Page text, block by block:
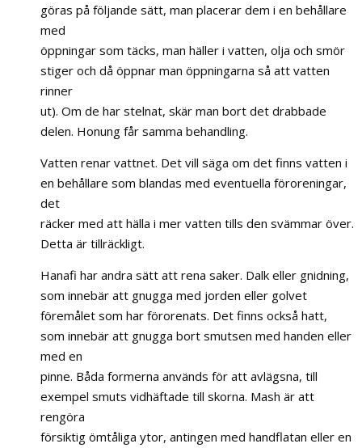
göras på följande sätt, man placerar dem i en behållare
med
öppningar som täcks, man häller i vatten, olja och smör
stiger och då öppnar man öppningarna så att vatten
rinner
ut). Om de har stelnat, skär man bort det drabbade
delen. Honung får samma behandling.
Vatten renar vattnet. Det vill säga om det finns vatten i
en behållare som blandas med eventuella föroreningar,
det
räcker med att hälla i mer vatten tills den svämmar över.
Detta är tillräckligt.
Hanafi har andra sätt att rena saker. Dalk eller gnidning,
som innebär att gnugga med jorden eller golvet
föremålet som har förorenats. Det finns också hatt,
som innebär att gnugga bort smutsen med handen eller
med en
pinne. Båda formerna används för att avlägsna, till
exempel smuts vidhäftade till skorna. Mash är att
rengöra
försiktig ömtåliga ytor, antingen med handflatan eller en